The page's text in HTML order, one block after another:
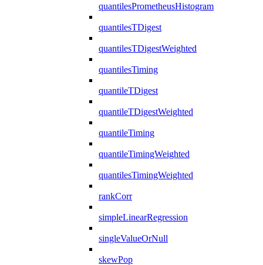
quantilesPrometheusHistogram
quantilesTDigest
quantilesTDigestWeighted
quantilesTiming
quantileTDigest
quantileTDigestWeighted
quantileTiming
quantileTimingWeighted
quantilesTimingWeighted
rankCorr
simpleLinearRegression
singleValueOrNull
skewPop